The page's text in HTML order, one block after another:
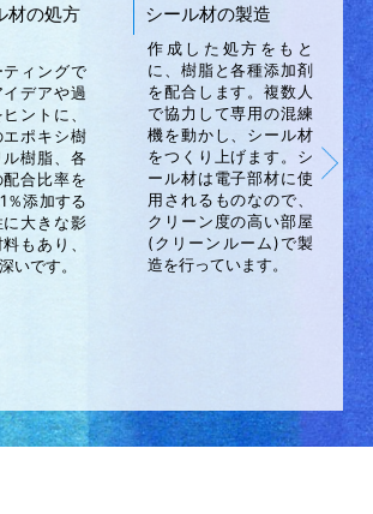
材の処方
ィングで
デアや過
ントに、
ポキシ樹
樹脂、各
合比率を
％添加する
大きな影
もあり、
いです。
シール材の製造
作成した処方をもと
に、樹脂と各種添加剤
を配合します。複数人
で協力して専用の混練
機を動かし、シール材
をつくり上げます。シ
ール材は電子部材に使
用されるものなので、
クリーン度の高い部屋
(クリーンルーム)で製
造を行っています。